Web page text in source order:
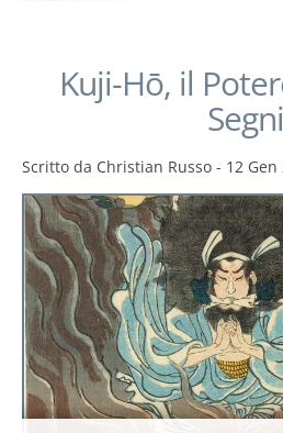
Kuji-Hō, il
Segni
Scritto da Christian Russo - 12 Gen